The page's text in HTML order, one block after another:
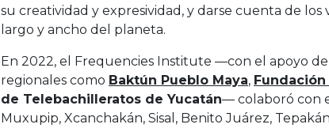
su creatividad y expresividad, y darse cuenta de
largo y ancho del planeta.
En 2022, el Frequencies Institute —con el apoyo de
regionales como Baktún Pueblo Maya,
de Telebachilleratos de Yucatán— colaboró con
Muxupip, Xcanchakán, Sisal, Benito Juárez,